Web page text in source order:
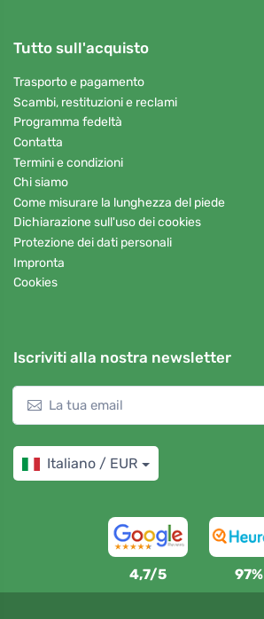
Tutto sull'acquisto
Trasporto e pagamento
Scambi, restituzioni e reclami
Programma fedeltà
Contatta
Termini e condizioni
Chi siamo
Come misurare la lunghezza del piede
Dichiarazione sull'uso dei cookies
Protezione dei dati personali
Impronta
Cookies
Iscriviti alla nostra newsletter
Italiano / EUR
4,7/5 97%